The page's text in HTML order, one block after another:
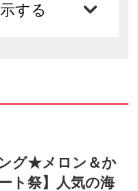
する
ング★メロン＆か
ト祭】人気の海